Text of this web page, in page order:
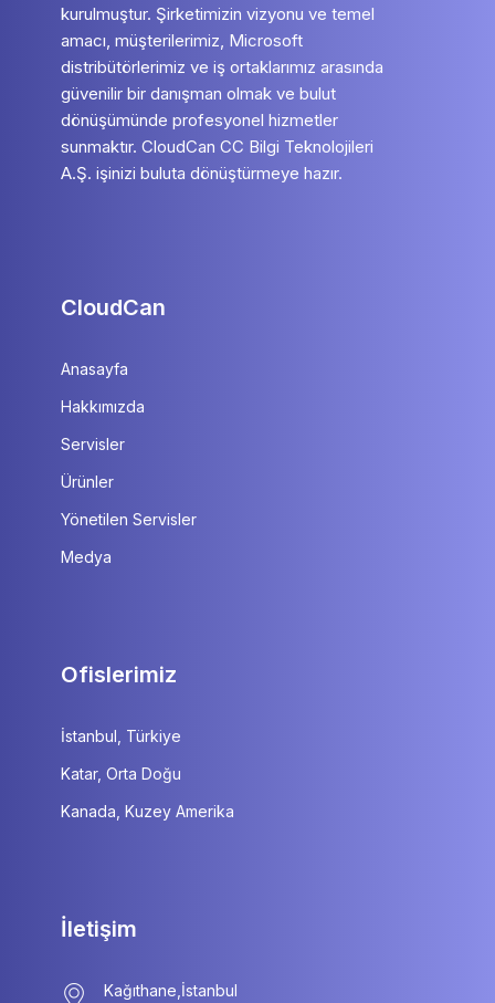
kurulmuştur. Şirketimizin vizyonu ve temel
amacı, müşterilerimiz, Microsoft
distribütörlerimiz ve iş ortaklarımız arasında
güvenilir bir danışman olmak ve bulut
dönüşümünde profesyonel hizmetler
sunmaktır. CloudCan CC Bilgi Teknolojileri
A.Ş. işinizi buluta dönüştürmeye hazır.
CloudCan
Anasayfa
Hakkımızda
Servisler
Ürünler
Yönetilen Servisler
Medya
Ofislerimiz
İstanbul, Türkiye
Katar, Orta Doğu
Kanada, Kuzey Amerika
İletişim